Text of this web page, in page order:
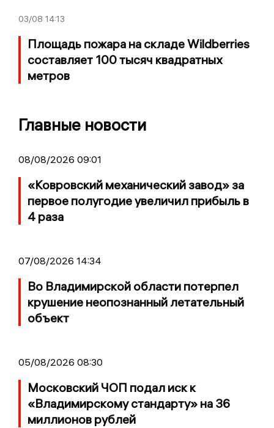
03/08 14:13
Площадь пожара на складе Wildberries
составляет 100 тысяч квадратных
метров
Главные новости
08/08/2026 09:01
«Ковровский механический завод» за
первое полугодие увеличил прибыль в
4 раза
07/08/2026 14:34
Во Владимирской области потерпел
крушение неопознанный летательный
объект
05/08/2026 08:30
Московский ЧОП подал иск к
«Владимирскому стандарту» на 36
миллионов рублей